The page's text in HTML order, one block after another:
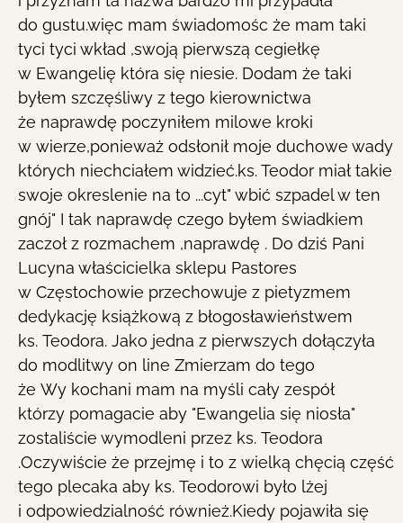
do gustu.więc mam świadomośc że mam taki
tyci tyci wkład ,swoją pierwszą cegiełkę
w Ewangelię która się niesie. Dodam że taki
byłem szczęśliwy z tego kierownictwa
że naprawdę poczyniłem milowe kroki
w wierze,ponieważ odsłonił moje duchowe wady
których niechciałem widzieć.ks. Teodor miał takie
swoje okreslenie na to ...cyt" wbić szpadel w ten
gnój" I tak naprawdę czego byłem świadkiem
zaczoł z rozmachem ,naprawdę . Do dziś Pani
Lucyna właścicielka sklepu Pastores
w Częstochowie przechowuje z pietyzmem
dedykację książkową z błogosławieństwem
ks. Teodora. Jako jedna z pierwszych dołączyła
do modlitwy on line Zmierzam do tego
że Wy kochani mam na myśli cały zespół
którzy pomagacie aby "Ewangelia się niosła"
zostaliście wymodleni przez ks. Teodora
.Oczywiście że przejmę i to z wielką chęcią część
tego plecaka aby ks. Teodorowi było lżej
i odpowiedzialność również.Kiedy pojawiła się